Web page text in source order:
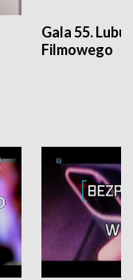
Gala 55.
Filmowego